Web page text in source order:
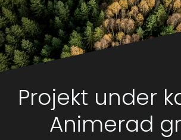
Projekt under
Animerad